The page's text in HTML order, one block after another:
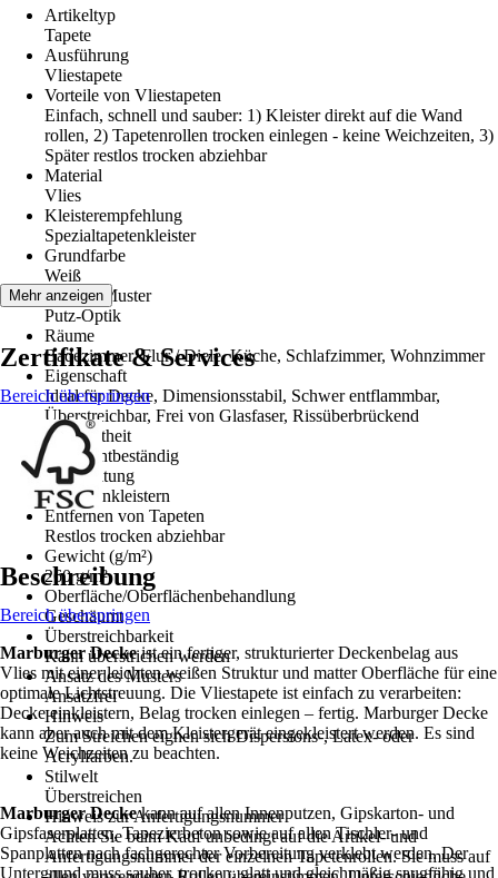
Artikeltyp
Tapete
Ausführung
Vliestapete
Vorteile von Vliestapeten
Einfach, schnell und sauber: 1) Kleister direkt auf die Wand
rollen, 2) Tapetenrollen trocken einlegen - keine Weichzeiten, 3)
Später restlos trocken abziehbar
Material
Vlies
Kleisterempfehlung
Spezialtapetenkleister
Grundfarbe
Weiß
Dekor / Muster
Putz-Optik
Räume
Badezimmer, Flur / Diele, Küche, Schlafzimmer, Wohnzimmer
Eigenschaft
Ideal für Decke, Dimensionsstabil, Schwer entflammbar,
Überstreichbar, Frei von Glasfaser, Rissüberbrückend
Farbechtheit
Gut Lichtbeständig
Verarbeitung
Wand einkleistern
Entfernen von Tapeten
Restlos trocken abziehbar
Gewicht (g/m²)
260 g/m²
Oberfläche/Oberflächenbehandlung
Geschäumt
Überstreichbarkeit
Kann überstrichen werden
Ansatz des Musters
Ansatzfrei
Hinweis
Zum Streichen eignen sich Dispersions-, Latex- oder
Acrylfarben.
Stilwelt
Überstreichen
Hinweis zur Anfertigungsnummer
Achten Sie beim Kauf unbedingt auf die Artikel- und
Anfertigungsnummer der einzelnen Tapetenrollen. Sie muss auf
Mehr anzeigen
Zertifikate & Services
Bereich überspringen
Beschreibung
Bereich überspringen
Marburger Deckeist ein fertiger, strukturierter Deckenbelag aus
Vlies mit einer leichten weißen Struktur und matter Oberfläche für eine
optimale Lichtstreuung. Die Vliestapete ist einfach zu verarbeiten:
Decke einkleistern, Belag trocken einlegen – fertig. Marburger Decke
kann aber auch mit dem Kleistergerät eingekleistert werden. Es sind
keine Weichzeiten zu beachten.
Marburger Deckekann auf allen Innenputzen, Gipskarton- und
Gipsfaserplatten, Tapezierbeton sowie auf allen Tischler- und
Spanplatten nach fachgerechter Vorbereitung verklebt werden. Der
Untergrund muss sauber, trocken, glatt und gleichmäßig saugfähig und